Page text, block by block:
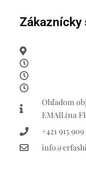
Zákaznícky
Ohľadom
EMAIL(na
+421 915 909